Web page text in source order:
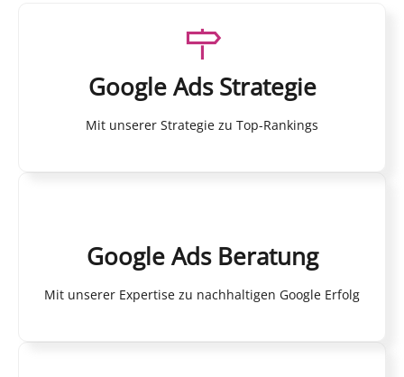
Google Ads Strategie
Mit unserer Strategie zu Top-Rankings
Google Ads Beratung
Mit unserer Expertise zu nachhaltigen Google Erfolg